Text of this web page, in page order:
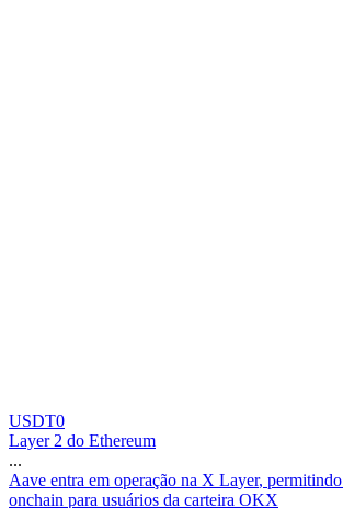
USDT0
Layer 2 do Ethereum
...
Aave entra em operação na X Layer, permitindo
onchain para usuários da carteira OKX